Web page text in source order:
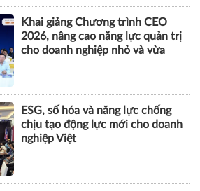
Khai giảng Chương trình CEO
2026, nâng cao năng lực quản trị
cho doanh nghiệp nhỏ và vừa
ESG, số hóa và năng lực chống
chịu tạo động lực mới cho doanh
nghiệp Việt